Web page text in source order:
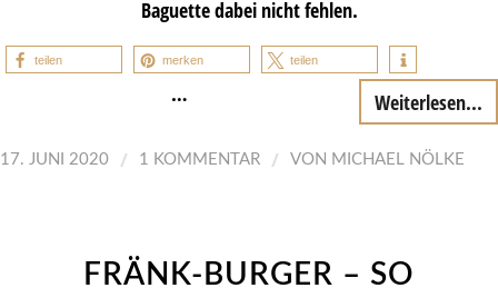
Baguette dabei nicht fehlen.
teilen merken teilen
… Weiterlesen...
17. JUNI 2020 / 1 KOMMENTAR / VON MICHAEL NÖLKE
FRÄNK-BURGER – SO